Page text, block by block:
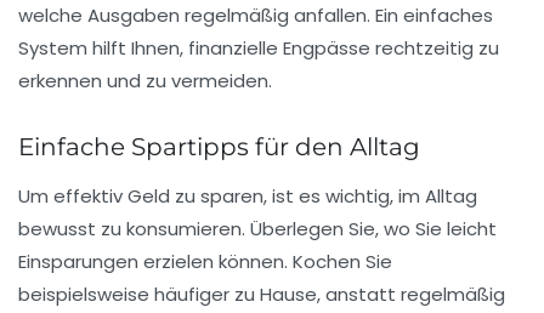
welche Ausgaben regelmäßig anfallen. Ein einfaches
System hilft Ihnen, finanzielle Engpässe rechtzeitig zu
erkennen und zu vermeiden.
Einfache Spartipps für den Alltag
Um effektiv Geld zu sparen, ist es wichtig, im Alltag
bewusst zu konsumieren. Überlegen Sie, wo Sie leicht
Einsparungen erzielen können. Kochen Sie
beispielsweise häufiger zu Hause, anstatt regelmäßig